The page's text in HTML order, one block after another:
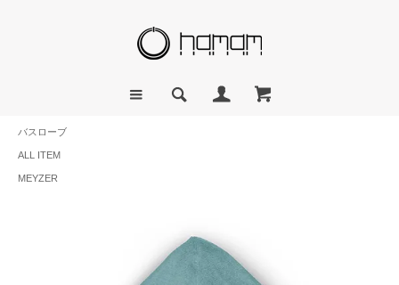
バスローブ
ALL ITEM
MEYZER